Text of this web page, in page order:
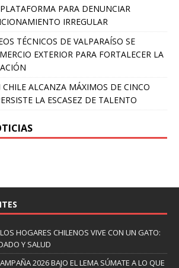
PARA DENUNCIAR
IRREGULAR
TÉCNICOS DE VALPARAÍSO SE
EXTERIOR PARA FORTALECER LA
CHILE ALCANZA MÁXIMOS DE CINCO
LA ESCASEZ DE TALENTO
HOGARES CHILENOS VIVE CON UN GATO:
Y SALUD
2026 BAJO EL LEMA SÚMATE A LO QUE